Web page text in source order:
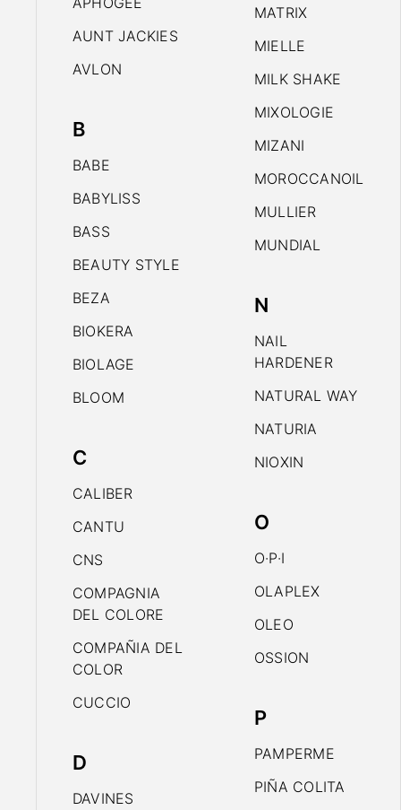
AUNT JACKIES
AVLON
B
BABE
BABYLISS
BASS
BEAUTY STYLE
BEZA
BIOKERA
BIOLAGE
BLOOM
C
CALIBER
CANTU
CNS
COMPAGNIA
DEL COLORE
COMPAÑIA DEL
COLOR
CUCCIO
D
DAVINES
MATRIX
MIELLE
MILK SHAKE
MIXOLOGIE
MIZANI
MOROCCANOIL
MULLIER
MUNDIAL
N
NAIL
HARDENER
NATURAL WAY
NATURIA
NIOXIN
O
O·P·I
OLAPLEX
OLEO
OSSION
P
PAMPERME
PIÑA COLITA